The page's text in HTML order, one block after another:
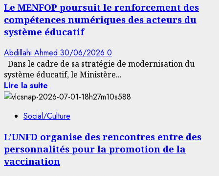
Le MENFOP poursuit le renforcement des
compétences numériques des acteurs du
système éducatif
Abdillahi Ahmed 30/06/2026 0
Dans le cadre de sa stratégie de modernisation du
système éducatif, le Ministère...
Lire la suite
Social/Culture
L’UNFD organise des rencontres entre des
personnalités pour la promotion de la
vaccination